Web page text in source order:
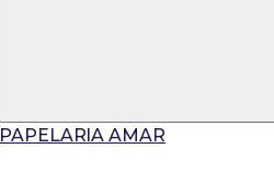
PAPELARIA AMAR